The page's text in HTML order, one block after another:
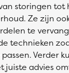
storingen tot
Ze zijn
te
technieken
Verder
juiste advies